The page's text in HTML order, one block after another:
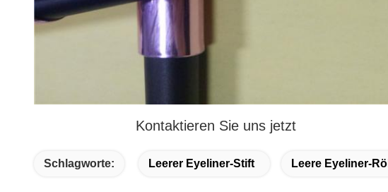
Kontaktieren Sie uns jetzt
Schlagworte: Leerer Eyeliner-Stift Leere Eyeliner-